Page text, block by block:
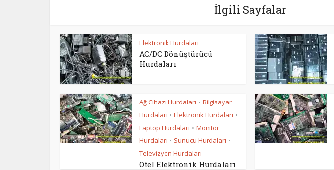
İlgili Sayfalar
Elektronik Hurdaları
AC/DC Dönüştürücü
Hurdaları
Ağ Cihazı Hurdaları • Bilgisayar
Hurdaları • Elektronik Hurdaları •
Laptop Hurdaları • Monitör
Hurdaları • Sunucu Hurdaları •
Televizyon Hurdaları
Otel Elektronik Hurdaları